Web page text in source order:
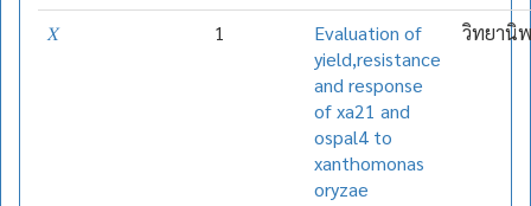
𝑋
1
Evaluation of
yield,resistance
and response
of xa21 and
ospal4 to
xanthomonas
oryzae
วิทยานิ